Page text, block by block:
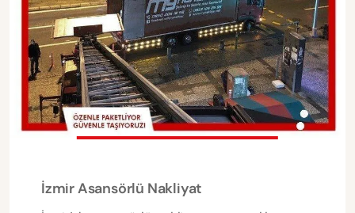
İzmir Asansörlü Nakliyat